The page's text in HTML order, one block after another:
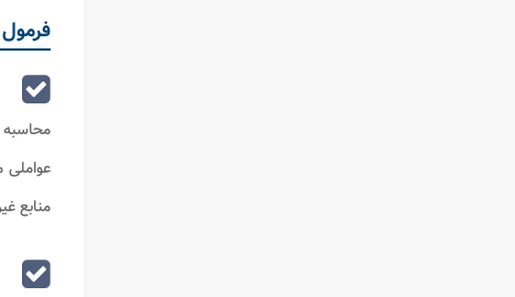
محاسبه
عواملی
منابع